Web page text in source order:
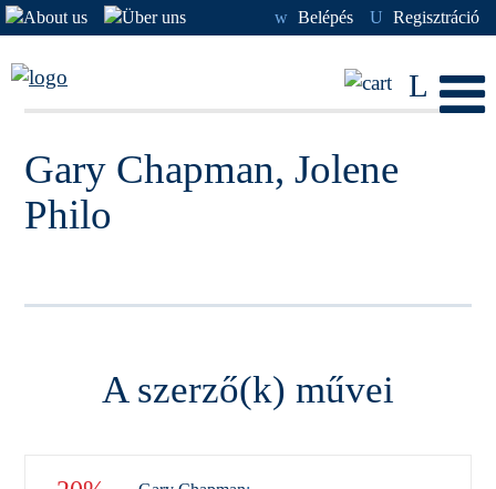
w Belépés U Regisztráció
L
Gary Chapman, Jolene
Philo
A szerző(k) művei